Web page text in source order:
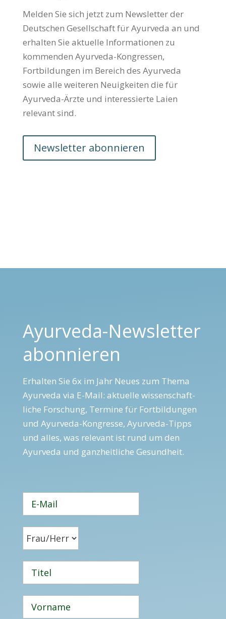
Melden Sie sich jetzt zum Newsletter der
Deutschen Gesellschaft für Ayurveda an und
erhalten Sie aktuelle Informationen zu
kommenden Ayurveda-Kongressen,
Fortbildungen im Bereich des Ayurveda
sowie alle weiteren Neuigkeiten die für
Ayurveda-Ärzte und interessierte Laien
relevant sind.
Newsletter abonnieren
Ayurveda-Newsletter
abonnieren
Erhalten Sie 6x im Jahr Neues zum Thema
Ayur­veda via E-Mail: aktuelle wis­sen­schaft­
liche Forschung, Termine für Fort­bildungen
und Ayur­veda-Kongresse, Ayur­veda-Tipps
und alles, was relevant ist rund um den
Ayurveda und ganzheitliche Gesundheit.